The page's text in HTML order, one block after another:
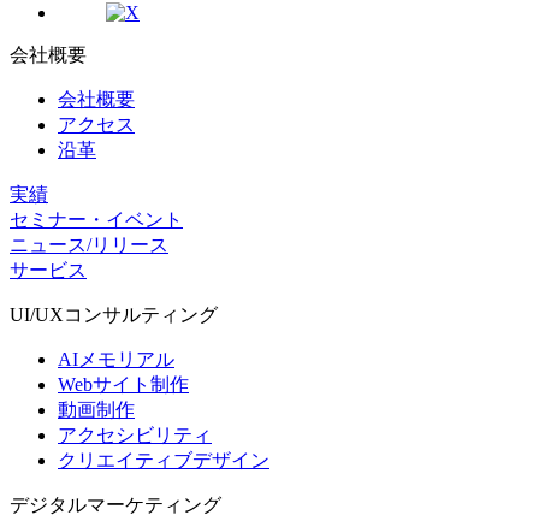
会社概要
会社概要
アクセス
沿革
実績
セミナー・イベント
ニュース/リリース
サービス
UI/UXコンサルティング
AIメモリアル
Webサイト制作
動画制作
アクセシビリティ
クリエイティブデザイン
デジタルマーケティング